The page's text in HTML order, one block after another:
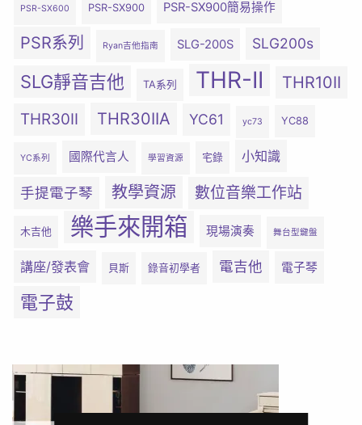
PSR-SX600 PSR-SX900 PSR-SX900簡易操作
PSR系列 Ryan吉他指南 SLG-200S SLG200s
SLG靜音吉他 TA系列 THR-II THR10II
THR30II THR30IIA YC61 yc73 YC88
YC系列 國際代言人 學習資源 宅錄 小知識
手提電子琴 教學資源 數位音樂工作站
木吉他 樂手來開箱 現場演奏 舞台型鍵盤
講座/發表會 貝斯 錄音初學者 電吉他 電子琴
電子鼓